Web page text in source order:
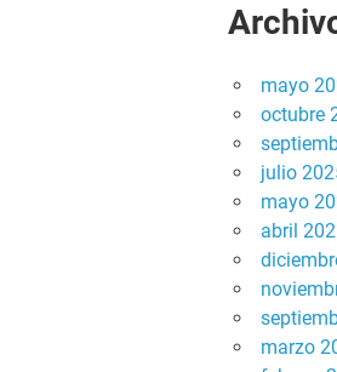
mayo
octubre
julio
mayo
abril
marzo